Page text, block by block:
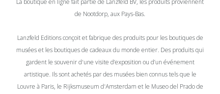
La boutique en ligne fait partie de Lanzfeld BV, les produits proviennent
de Nootdorp, aux Pays-Bas.
Lanzfeld Editions conçoit et fabrique des produits pour les boutiques de
musées et les boutiques de cadeaux du monde entier. Des produits qui
gardent le souvenir d'une visite d’exposition ou d’un événement
artistique. Ils sont achetés par des musées bien connus tels que le
Louvre à Paris, le Rijksmuseum d'Amsterdam et le Museo del Prado de